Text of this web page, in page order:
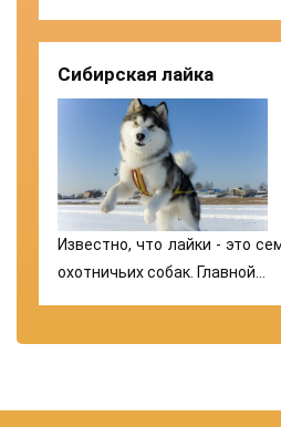
Сибирская лайка
Известно, что лайки - это
охотничьих собак. Главной…